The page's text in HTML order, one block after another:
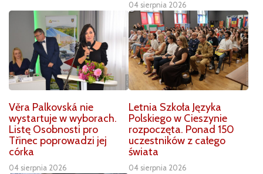
04 sierpnia 2026
Věra Palkovská nie
wystartuje w wyborach.
Listę Osobnosti pro
Třinec poprowadzi jej
córka
04 sierpnia 2026
Letnia Szkoła Języka
Polskiego w Cieszynie
rozpoczęta. Ponad 150
uczestników z całego
świata
04 sierpnia 2026